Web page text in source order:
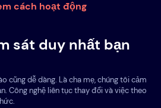
cách hoạt động
sát duy nhất bạn
cũng dễ dàng. Là cha mẹ, chúng tôi cảm
Công nghệ liên tục thay đổi và việc theo